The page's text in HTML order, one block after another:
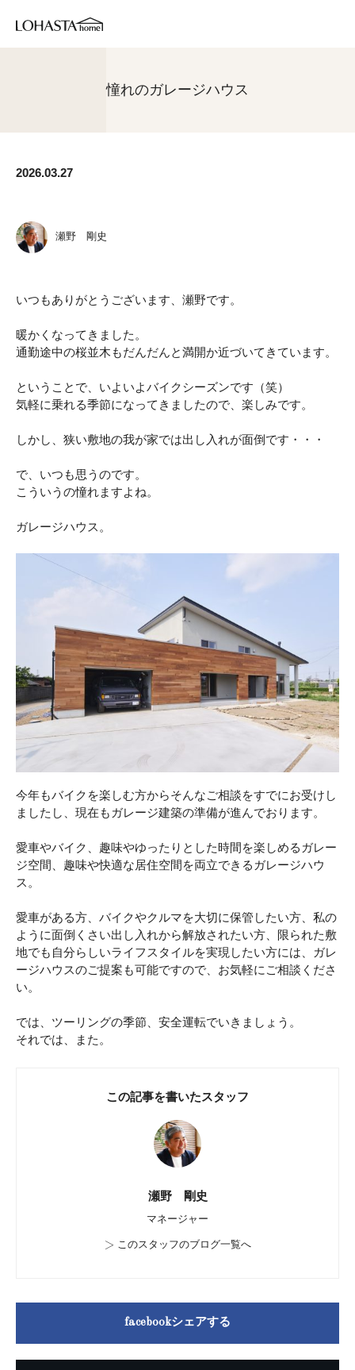
憧れのガレージハウス
2026.03.27
瀬野 剛史
いつもありがとうございます、瀬野です。
暖かくなってきました。
通勤途中の桜並木もだんだんと満開か近づいてきています。
ということで、いよいよバイクシーズンです（笑）
気軽に乗れる季節になってきましたので、楽しみです。
しかし、狭い敷地の我が家では出し入れが面倒です・・・
で、いつも思うのです。
こういうの憧れますよね。
ガレージハウス。
今年もバイクを楽しむ方からそんなご相談をすでにお受けし
ましたし、現在もガレージ建築の準備が進んでおります。
愛車やバイク、趣味やゆったりとした時間を楽しめるガレー
ジ空間、趣味や快適な居住空間を両立できるガレージハウ
ス。
愛車がある方、バイクやクルマを大切に保管したい方、私の
ように面倒くさい出し入れから解放されたい方、限られた敷
地でも自分らしいライフスタイルを実現したい方には、ガレ
ージハウスのご提案も可能ですので、お気軽にご相談くださ
い。
では、ツーリングの季節、安全運転でいきましょう。
それでは、また。
この記事を書いたスタッフ
瀬野 剛史
マネージャー
> このスタッフのブログ一覧へ
facebookシェアする